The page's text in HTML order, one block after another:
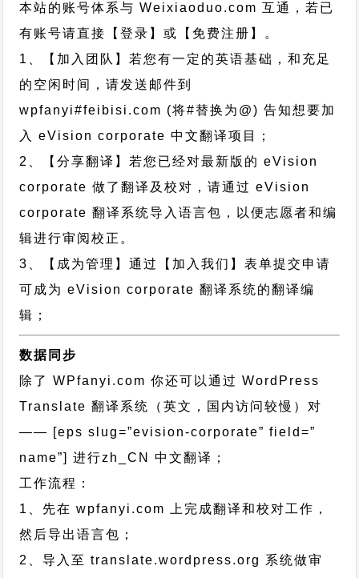
本站的账号体系与Weixiaoduo.com 互通，若已
有账号请直接【登录】或【免费注册】。
1、【加入团队】若您有一定的英语基础，和充足
的空闲时间，请发送邮件到
wpfanyi#feibisi.com (将#替换为@) 告知想要加
入 eVision corporate 中文翻译项目；
2、【分享翻译】若您已经对最新版的 eVision
corporate 做了翻译及校对，请通过 eVision
corporate 翻译系统导入语言包，以便志愿者和编
辑进行审阅校正。
3、【成为管理】通过【加入我们】表单提交申请
可成为 eVision corporate 翻译系统的翻译编
辑；
数据同步
除了 WPfanyi.com 你还可以通过WordPress
Translate 翻译系统（英文，国内访问较慢）对
—— [eps slug=”evision-corporate” field=”
name”]进行zh_CN
中文翻译；
工作流程：
1、先在 wpfanyi.com 上完成翻译和校对工作，
然后导出语言包；
2、导入至 translate.wordpress.org 系统做审